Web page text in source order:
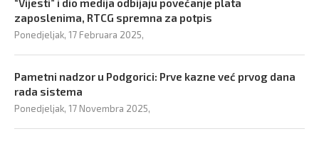
“Vijesti” i dio medija odbijaju povećanje plata
zaposlenima, RTCG spremna za potpis
Ponedjeljak, 17 Februara 2025,
Pametni nadzor u Podgorici: Prve kazne već prvog dana
rada sistema
Ponedjeljak, 17 Novembra 2025,